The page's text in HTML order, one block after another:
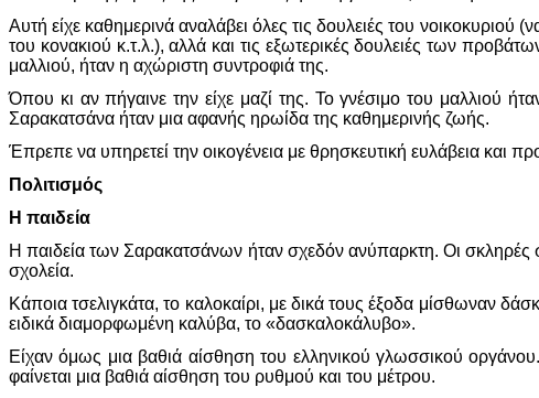
Αυτή είχε καθημερινά αναλάβει όλες τις δουλειές του
του κονακιού κ.τ.λ.), αλλά και τις εξωτερικές δουλειές των
μαλλιού, ήταν η αχώριστη συντροφιά της.
Όπου κι αν πήγαινε την είχε μαζί της. Το γνέσιμο του μαλλιού
Σαρακατσάνα ήταν μια αφανής ηρωίδα της καθημερινής ζωής.
Έπρεπε να υπηρετεί την οικογένεια με θρησκευτική ευλάβεια και
Πολιτισμός
Η παιδεία
Η παιδεία των Σαρακατσάνων ήταν σχεδόν ανύπαρκτη. Οι σκληρές
σχολεία.
Κάποια τσελιγκάτα, το καλοκαίρι, με δικά τους έξοδα μίσθωναν
ειδικά διαμορφωμένη καλύβα, το «δασκαλοκάλυβο».
Είχαν όμως μια βαθιά αίσθηση του ελληνικού γλωσσικού
φαίνεται μια βαθιά αίσθηση του ρυθμού και του μέτρου.